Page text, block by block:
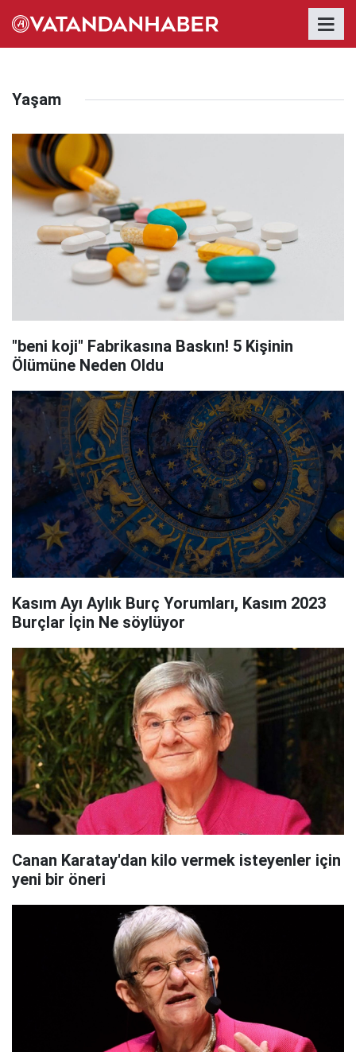
Yaşam
"beni koji" Fabrikasına Baskın! 5 Kişinin
Ölümüne Neden Oldu
Kasım Ayı Aylık Burç Yorumları, Kasım 2023
Burçlar İçin Ne söylüyor
Canan Karatay'dan kilo vermek isteyenler için
yeni bir öneri